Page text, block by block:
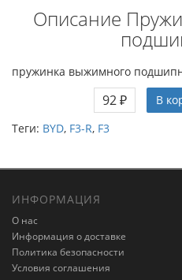
Описание
пружинка выжимного
92 ₽
В
Теги: BYD, F3-R, F3
ИНФОРМАЦИЯ
О нас
Информация о доставке
Политика безопасности
Условия соглашения